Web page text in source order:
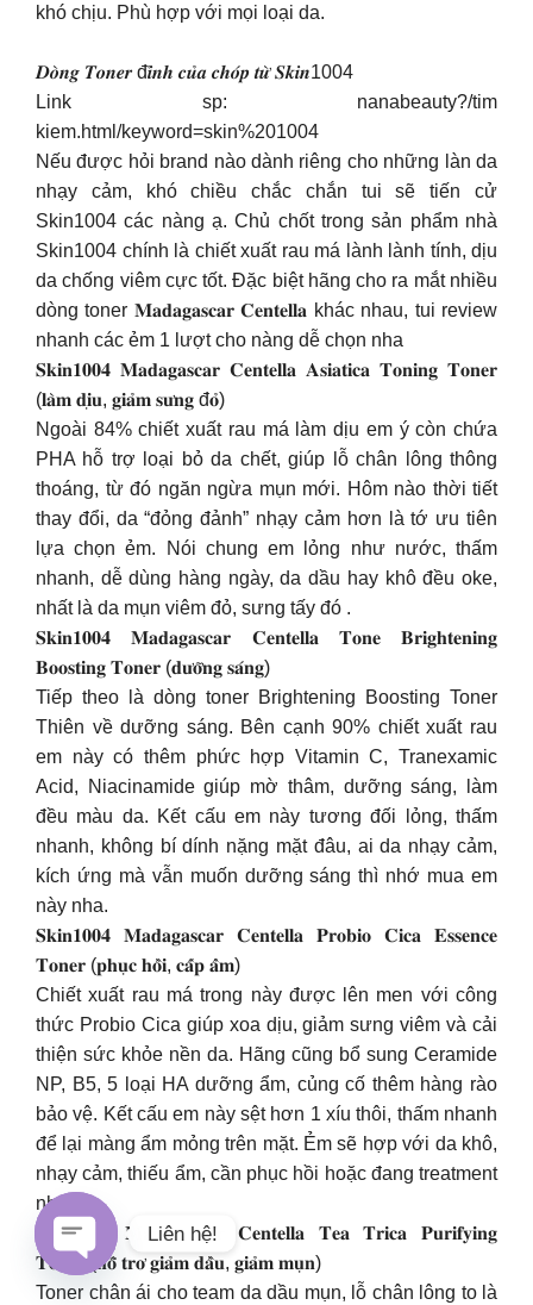
khó chịu. Phù hợp với mọi loại da.
𝑫𝒐̀𝒏𝒈 𝑻𝒐𝒏𝒆𝒓 đ𝒊̉𝒏𝒉 𝒄𝒖̉𝒂 𝒄𝒉𝒐́𝒑 𝒕𝒖̛̀ 𝑺𝒌𝒊𝒏1004
Link sp: nanabeauty?/tim
kiem.html/keyword=skin%201004
Nếu được hỏi brand nào dành riêng cho những làn da
nhạy cảm, khó chiều chắc chắn tui sẽ tiến cử
Skin1004 các nàng ạ. Chủ chốt trong sản phẩm nhà
Skin1004 chính là chiết xuất rau má lành lành tính, dịu
da chống viêm cực tốt. Đặc biệt hãng cho ra mắt nhiều
dòng toner 𝐌𝐚𝐝𝐚𝐠𝐚𝐬𝐜𝐚𝐫 𝐂𝐞𝐧𝐭𝐞𝐥𝐥𝐚 khác nhau, tui review
nhanh các ẻm 1 lượt cho nàng dễ chọn nha
𝐒𝐤𝐢𝐧𝟏𝟎𝟎𝟒 𝐌𝐚𝐝𝐚𝐠𝐚𝐬𝐜𝐚𝐫 𝐂𝐞𝐧𝐭𝐞𝐥𝐥𝐚 𝐀𝐬𝐢𝐚𝐭𝐢𝐜𝐚 𝐓𝐨𝐧𝐢𝐧𝐠 𝐓𝐨𝐧𝐞𝐫
(𝐥𝐚̀𝐦 𝐝𝐢̣𝐮, 𝐠𝐢𝐚̉𝐦 𝐬𝐮̛𝐧𝐠 đ𝐨̉)
Ngoài 84% chiết xuất rau má làm dịu em ý còn chứa
PHA hỗ trợ loại bỏ da chết, giúp lỗ chân lông thông
thoáng, từ đó ngăn ngừa mụn mới. Hôm nào thời tiết
thay đổi, da “đỏng đảnh” nhạy cảm hơn là tớ ưu tiên
lựa chọn ẻm. Nói chung em lỏng như nước, thấm
nhanh, dễ dùng hàng ngày, da dầu hay khô đều oke,
nhất là da mụn viêm đỏ, sưng tấy đó .
𝐒𝐤𝐢𝐧𝟏𝟎𝟎𝟒 𝐌𝐚𝐝𝐚𝐠𝐚𝐬𝐜𝐚𝐫 𝐂𝐞𝐧𝐭𝐞𝐥𝐥𝐚 𝐓𝐨𝐧𝐞 𝐁𝐫𝐢𝐠𝐡𝐭𝐞𝐧𝐢𝐧𝐠
𝐁𝐨𝐨𝐬𝐭𝐢𝐧𝐠 𝐓𝐨𝐧𝐞𝐫 (𝐝𝐮̛𝐨̛̃𝐧𝐠 𝐬𝐚́𝐧𝐠)
Tiếp theo là dòng toner Brightening Boosting Toner
Thiên về dưỡng sáng. Bên cạnh 90% chiết xuất rau
em này có thêm phức hợp Vitamin C, Tranexamic
Acid, Niacinamide giúp mờ thâm, dưỡng sáng, làm
đều màu da. Kết cấu em này tương đối lỏng, thấm
nhanh, không bí dính nặng mặt đâu, ai da nhạy cảm,
kích ứng mà vẫn muốn dưỡng sáng thì nhớ mua em
này nha.
𝐒𝐤𝐢𝐧𝟏𝟎𝟎𝟒 𝐌𝐚𝐝𝐚𝐠𝐚𝐬𝐜𝐚𝐫 𝐂𝐞𝐧𝐭𝐞𝐥𝐥𝐚 𝐏𝐫𝐨𝐛𝐢𝐨 𝐂𝐢𝐜𝐚 𝐄𝐬𝐬𝐞𝐧𝐜𝐞
𝐓𝐨𝐧𝐞𝐫 (𝐩𝐡𝐮̣𝐜 𝐡𝐨̂̀𝐢, 𝐜𝐚̂́𝐩 𝐚̂̉𝐦)
Chiết xuất rau má trong này được lên men với công
thức Probio Cica giúp xoa dịu, giảm sưng viêm và cải
thiện sức khỏe nền da. Hãng cũng bổ sung Ceramide
NP, B5, 5 loại HA dưỡng ẩm, củng cố thêm hàng rào
bảo vệ. Kết cấu em này sệt hơn 1 xíu thôi, thấm nhanh
để lại màng ẩm mỏng trên mặt. Ẻm sẽ hợp với da khô,
nhạy cảm, thiếu ẩm, cần phục hồi hoặc đang treatment
nhen.
𝐒𝐤𝐢𝐧𝟏𝟎𝟎𝟒 𝐌𝐚𝐝𝐚𝐠𝐚𝐬𝐜𝐚𝐫 𝐂𝐞𝐧𝐭𝐞𝐥𝐥𝐚 𝐓𝐞𝐚 𝐓𝐫𝐢𝐜𝐚 𝐏𝐮𝐫𝐢𝐟𝐲𝐢𝐧𝐠
𝐓𝐨𝐧𝐞𝐫 (𝐡𝐨̂̃ 𝐭𝐫𝐨̛ 𝐠𝐢𝐚̉𝐦 𝐝𝐚̂̀𝐮, 𝐠𝐢𝐚̉𝐦 𝐦𝐮̣𝐧)
Toner chân ái cho team da dầu mụn, lỗ chân lông to là
Liên hệ!
Open